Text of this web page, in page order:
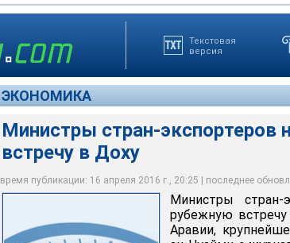
Текстовая
версия
ЭКОНОМИКА
Министры стран-экспортеров
встречу в Доху
время публикации: 16 апреля 2016 г., 20:25 | последнее
Министры стран-экспортеров нефти
Global Look Press
Министр нефти Саудовской Аравии, крупнейшего
ан-Нуайми
Reuters
объема добычи на уровне января 2016 года.
лидеров в этой отрасли - является ключевым
Reuters
Министры стран-
рубежную
Аравии,